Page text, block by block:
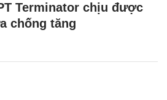
Terminator chịu được
chống tăng